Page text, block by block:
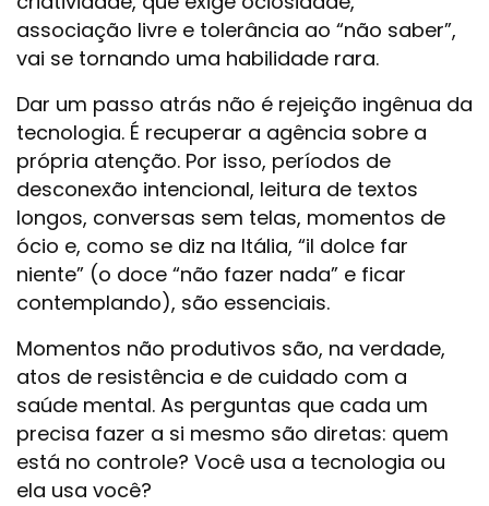
associação livre e tolerância ao “não saber”,
vai se tornando uma habilidade rara.
Dar um passo atrás não é rejeição ingênua da
tecnologia. É recuperar a agência sobre a
própria atenção. Por isso, períodos de
desconexão intencional, leitura de textos
longos, conversas sem telas, momentos de
ócio e, como se diz na Itália, “il dolce far
niente” (o doce “não fazer nada” e ficar
contemplando), são essenciais.
Momentos não produtivos são, na verdade,
atos de resistência e de cuidado com a
saúde mental. As perguntas que cada um
precisa fazer a si mesmo são diretas: quem
está no controle? Você usa a tecnologia ou
ela usa você?